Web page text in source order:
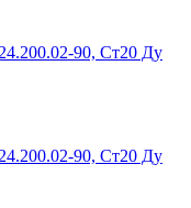
90, Ст20 Ду
90, Ст20 Ду